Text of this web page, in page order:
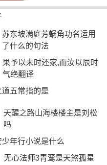
银质彩色纪念币背面图案
局部彩色）。
苏东坡满庭芳蜗角功名运用
了什么的句法
果予以未时还家,而汝以辰时
气绝翻译
道五常指的是
天醒之路山海楼楼主是刘松
吗
少年行小说是什么
无心法师3青鸾是天煞孤星